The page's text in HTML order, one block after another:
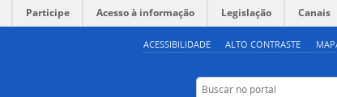
ACESSIBILIDADE ALTO CONTRASTE
Participe Acesso à informação Legislação Canais
Buscar no portal